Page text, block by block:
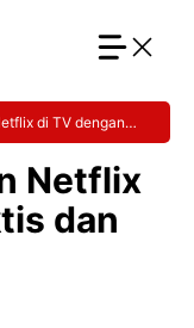
di TV dengan
Netflix
dan